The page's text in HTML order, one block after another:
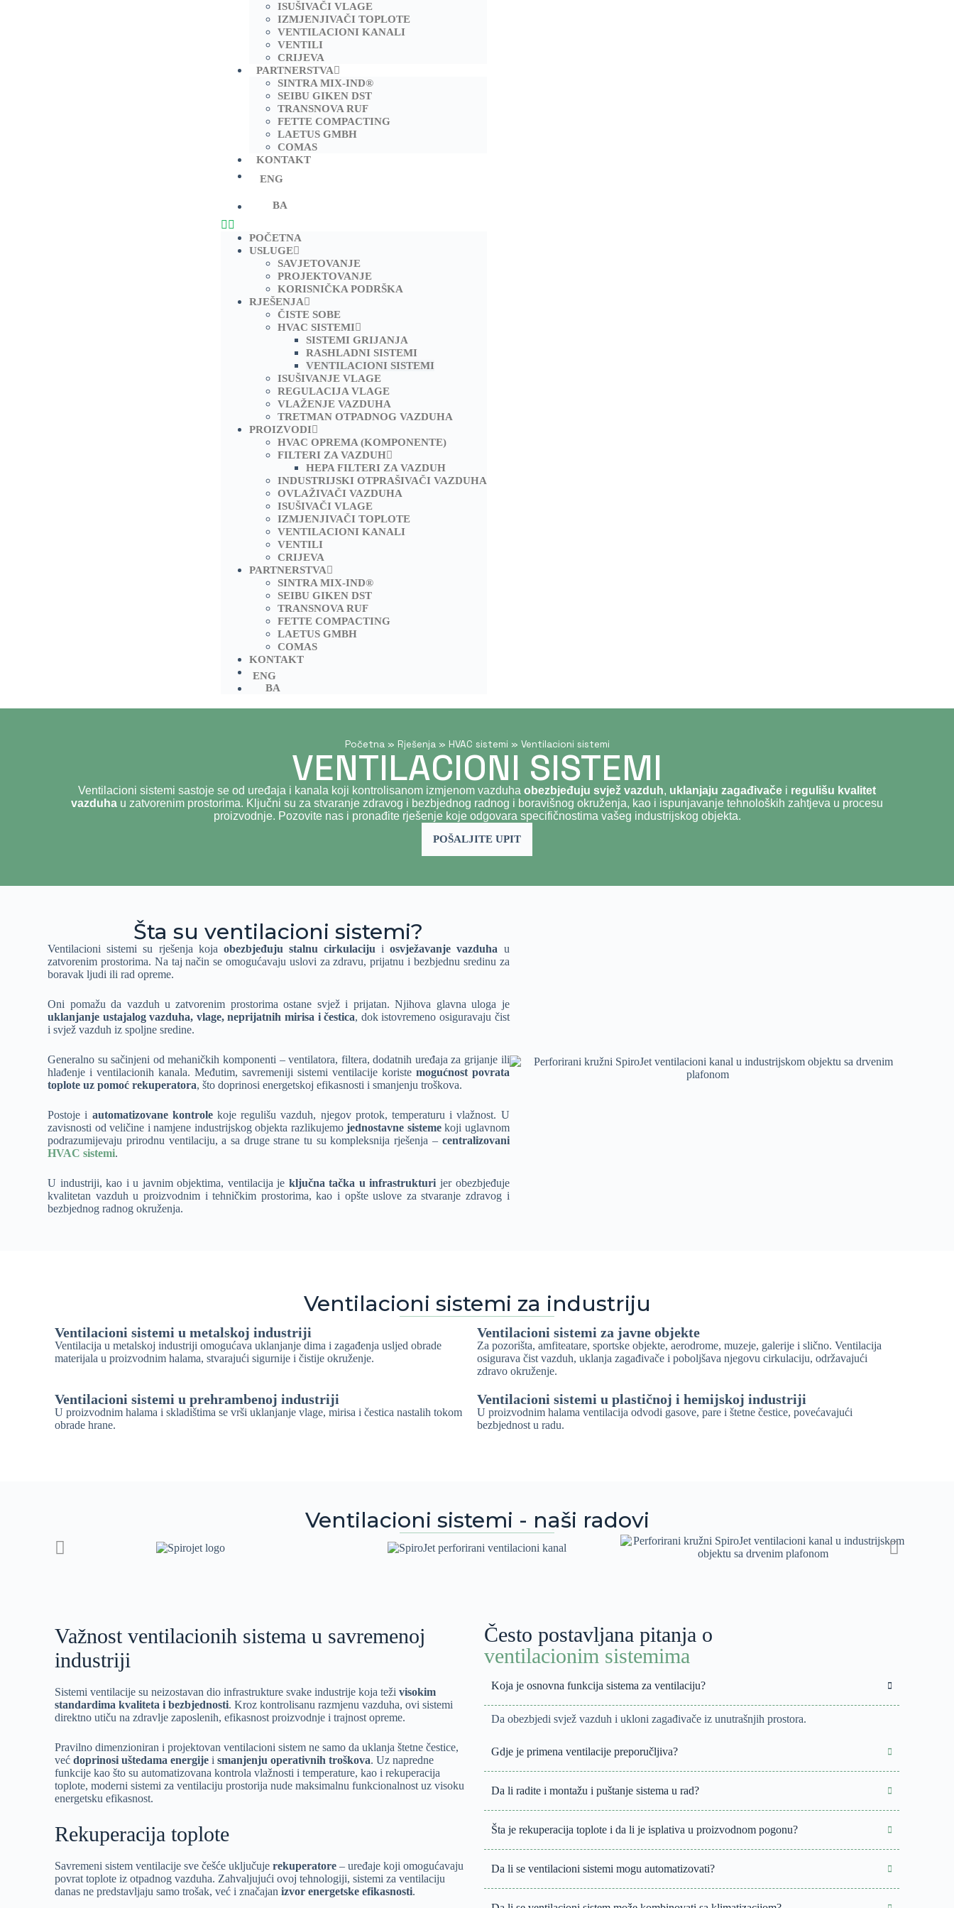
ISUŠIVAČI VLAGE
IZMJENJIVAČI TOPLOTE
VENTILACIONI KANALI
VENTILI
CRIJEVA
PARTNERSTVA
SINTRA MIX-IND®
SEIBU GIKEN DST
TRANSNOVA RUF
FETTE COMPACTING
LAETUS GMBH
COMAS
KONTAKT
ENG
BA
POČETNA
USLUGE
SAVJETOVANJE
PROJEKTOVANJE
KORISNIČKA PODRŠKA
RJEŠENJA
ČISTE SOBE
HVAC SISTEMI
SISTEMI GRIJANJA
RASHLADNI SISTEMI
VENTILACIONI SISTEMI
ISUŠIVANJE VLAGE
REGULACIJA VLAGE
VLAŽENJE VAZDUHA
TRETMAN OTPADNOG VAZDUHA
PROIZVODI
HVAC OPREMA (KOMPONENTE)
FILTERI ZA VAZDUH
HEPA FILTERI ZA VAZDUH
INDUSTRIJSKI OTPRAŠIVAČI VAZDUHA
OVLAŽIVAČI VAZDUHA
ISUŠIVAČI VLAGE
IZMJENJIVAČI TOPLOTE
VENTILACIONI KANALI
VENTILI
CRIJEVA
PARTNERSTVA
SINTRA MIX-IND®
SEIBU GIKEN DST
TRANSNOVA RUF
FETTE COMPACTING
LAETUS GMBH
COMAS
KONTAKT
ENG
BA
Početna» Rješenja» HVAC sistemi » Ventilacioni sistemi
VENTILACIONI SISTEMI
Ventilacioni sistemi sastoje se od uređaja i kanala koji kontrolisanom izmjenom vazduha obezbjeđuju svjež vazduh, uklanjaju zagađivače i regulišu kvalitet
vazduha u zatvorenim prostorima. Ključni su za stvaranje zdravog i bezbjednog radnog i boravišnog okruženja, kao i ispunjavanje tehnoloških zahtjeva u procesu
proizvodnje. Pozovite nas i pronađite rješenje koje odgovara specifičnostima vašeg industrijskog objekta.
POŠALJITE UPIT
Šta su ventilacioni sistemi?
Ventilacioni sistemi su rješenja koja obezbjeđuju stalnu cirkulacijui osvježavanje vazduha u
zatvorenim prostorima. Na taj način se omogućavaju uslovi za zdravu, prijatnu i bezbjednu sredinu za
boravak ljudi ili rad opreme.
Oni pomažu da vazduh u zatvorenim prostorima ostane svjež i prijatan. Njihova glavna uloga je
uklanjanje ustajalog vazduha, vlage, neprijatnih mirisa i čestica, dok istovremeno osiguravaju čist
i svjež vazduh iz spoljne sredine.
Generalno su sačinjeni od mehaničkih komponenti – ventilatora, filtera, dodatnih uređaja za grijanje ili
hlađenje i ventilacionih kanala. Međutim, savremeniji sistemi ventilacije koriste mogućnost povrata
toplote uz pomoć rekuperatora, što doprinosi energetskoj efikasnosti i smanjenju troškova.
Postoje i automatizovane kontrolekoje regulišu vazduh, njegov protok, temperaturu i vlažnost. U
zavisnosti od veličine i namjene industrijskog objekta razlikujemojednostavne sistemekoji uglavnom
podrazumijevaju prirodnu ventilaciju, a sa druge strane tu su kompleksnija rješenja – centralizovani
HVAC sistemi.
U industriji, kao i u javnim objektima, ventilacija je ključna tačka u infrastrukturi jer obezbjeđuje
kvalitetan vazduh u proizvodnim i tehničkim prostorima, kao i opšte uslove za stvaranje zdravog i
bezbjednog radnog okruženja.
Ventilacioni sistemi za industriju
Ventilacioni sistemi u metalskoj industriji
Ventilacija u metalskoj industriji omogućava uklanjanje dima i zagađenja usljed obrade
materijala u proizvodnim halama, stvarajući sigurnije i čistije okruženje.
Ventilacioni sistemi za javne objekte
Za pozorišta, amfiteatare, sportske objekte, aerodrome, muzeje, galerije i slično. Ventilacija
osigurava čist vazduh, uklanja zagađivače i poboljšava njegovu cirkulaciju, održavajući
zdravo okruženje.
Ventilacioni sistemi u prehrambenoj industriji
U proizvodnim halama i skladištima se vrši uklanjanje vlage, mirisa i čestica nastalih tokom
obrade hrane.
Ventilacioni sistemi u plastičnoj i hemijskoj industriji
U proizvodnim halama ventilacija odvodi gasove, pare i štetne čestice, povećavajući
bezbjednost u radu.
Ventilacioni sistemi - naši radovi
Važnost ventilacionih sistema u savremenoj
industriji
Sistemi ventilacije su neizostavan dio infrastrukture svake industrije koja teživisokim
standardima kvaliteta i bezbjednosti. Kroz kontrolisanu razmjenu vazduha, ovi sistemi
direktno utiču na zdravlje zaposlenih, efikasnost proizvodnje i trajnost opreme.
Pravilno dimenzioniran i projektovan ventilacioni sistem ne samo da uklanja štetne čestice,
većdoprinosi uštedama energije ismanjenju operativnih troškova. Uz napredne
funkcije kao što su automatizovana kontrola vlažnosti i temperature, kao i rekuperacija
toplote, moderni sistemi za ventilaciju prostorija nude maksimalnu funkcionalnost uz visoku
energetsku efikasnost.
Rekuperacija toplote
Savremeni sistem ventilacije sve češće uključujerekuperatore – uređaje koji omogućavaju
povrat toplote iz otpadnog vazduha. Zahvaljujući ovoj tehnologiji, sistemi za ventilaciju
danas ne predstavljaju samo trošak, već i značajanizvor energetske efikasnosti.
Često postavljana pitanja o
ventilacionim sistemima
Koja je osnovna funkcija sistema za ventilaciju?
Da obezbjedi svjež vazduh i ukloni zagađivače iz unutrašnjih prostora.
Gdje je primena ventilacije preporučljiva?
Da li radite i montažu i puštanje sistema u rad?
Šta je rekuperacija toplote i da li je isplativa u proizvodnom pogonu?
Da li se ventilacioni sistemi mogu automatizovati?